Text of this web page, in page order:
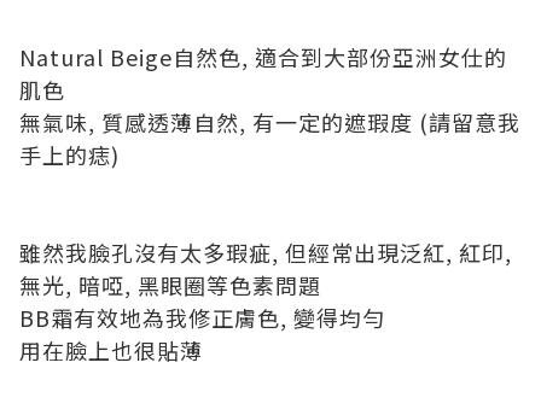
Natural Beige自然色, 適合到大部份亞洲女仕的
肌色
無氣味, 質感透薄自然, 有一定的遮瑕度 (請留意我
手上的痣)
雖然我臉孔沒有太多瑕疵, 但經常出現泛紅, 紅印,
無光, 暗啞, 黑眼圈等色素問題
BB霜有效地為我修正膚色, 變得均勻
用在臉上也很貼薄